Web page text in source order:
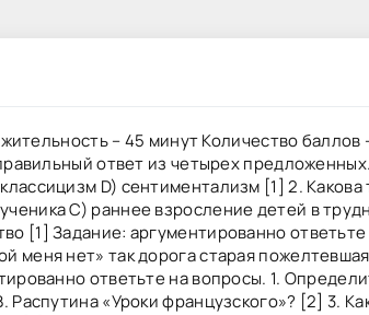
– 45 минут Количество баллов
ответ из четырех
D) сентиментализм [1] 2. Какова
C) раннее взросление детей в
[1] Задание: аргументированно
меня нет» так дорога старая
ответьте на вопросы. 1.
«Уроки французского»? [2] 3.